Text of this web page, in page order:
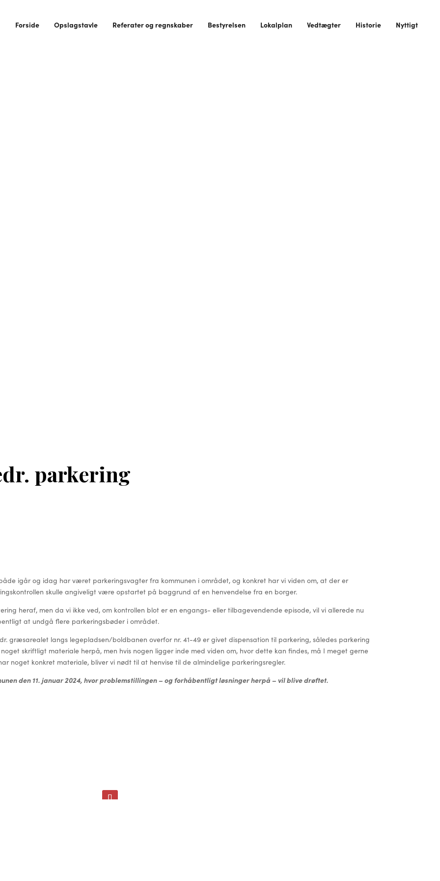
Forside Opslagstavle Referater og regnskaber Bestyrelsen Lokalplan Vedtægter Historie Nyttigt
parkering
igår og idag har været parkeringsvagter fra kommunen i området, og konkret har vi viden om, at der er
skulle angiveligt være opstartet på baggrund af en henvendelse fra en borger.
heraf, men da vi ikke ved, om kontrollen blot er en engangs- eller tilbagevendende episode, vil vi allerede nu
at undgå flere parkeringsbøder i området.
græsarealet langs legepladsen/boldbanen overfor nr. 41-49 er givet dispensation til parkering, således parkering
skriftligt materiale herpå, men hvis nogen ligger inde med viden om, hvor dette kan findes, må I meget gerne
noget konkret materiale, bliver vi nødt til at henvise til de almindelige parkeringsregler.
den 11. januar 2024, hvor problemstillingen – og forhåbentligt løsninger herpå – vil blive drøftet.